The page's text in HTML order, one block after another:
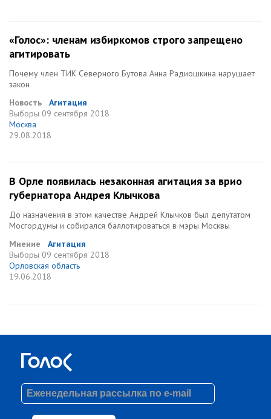
«Голос»: членам избиркомов строго запрещено
агитировать
Почему член ТИК Северного Бутова Анна Радиошкина нарушает
закон
Новость
Агитация
Выборы 09 сентября 2018
Москва
29.08.2018
В Орле появилась незаконная агитация за врио
губернатора Андрея Клычкова
До назначения в этом качестве Андрей Клычков был депутатом
Мосгордумы и собирался баллотироваться в мэры Москвы
Мнение
Агитация
Выборы 09 сентября 2018
Орловская область
19.06.2018